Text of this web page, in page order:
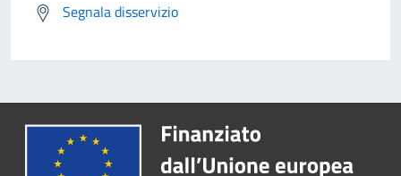
Segnala disservizio